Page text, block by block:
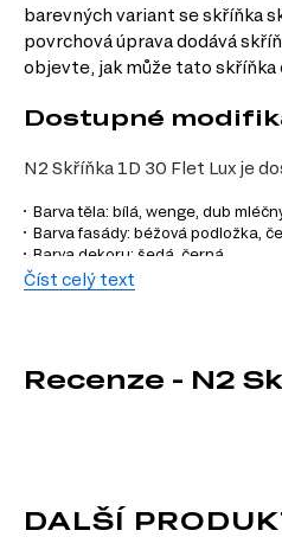
barevných variant se skříňka
povrchová úprava dodává
objevte, jak může tato
Dostupné
N2 Skříňka 1D 30 Flet Lux je
Barva těla: bílá, wenge, dub
Barva fasády: béžová podložka,
Barva dekoru: šedá, černá.
Materiál. Vyrobená z kvalitní
Povrchová úprava.
Malovaná a
Tento produkt je sestavou,
Číst celý text
Recenze - N2
DALŠÍ